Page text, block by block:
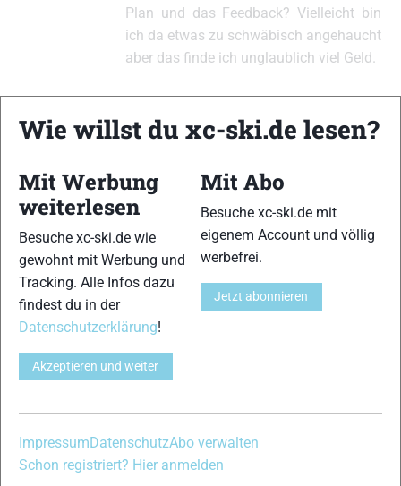
Plan und das Feedback? Vielleicht bin
ich da etwas zu schwäbisch angehaucht
aber das finde ich unglaublich viel Geld.
xc-ski.de ist DAS deutschsprachige Portal mit aktuellen
Kombination, einer Loipendatenbank,Langlauf
und allem was du sonst noch über deine Lieblingssportarten
ObSkilanglauf-Anfänger oder Profi-Sportler, wir haben
immer ein offenes Ohr für dich! Du kannst uns jederzeit über
dasKontaktformular erreichen.
Partner
xc-ski.de in Social Media
instagram
Wie willst du xc-ski.de lesen?
Mit Werbung
weiterlesen
Besuche xc-ski.de wie
gewohnt mit Werbung und
Tracking. Alle Infos dazu
findest du in der
Datenschutzerklärung!
Akzeptieren und weiter
Mit Abo
Besuche xc-ski.de mit
eigenem Account und völlig
werbefrei.
Jetzt abonnieren
ImpressumDatenschutzAbo verwalten
Schon registriert? Hier anmelden